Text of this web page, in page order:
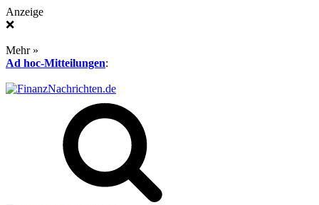
Anzeige
❌
Mehr »
Ad hoc-Mitteilungen: